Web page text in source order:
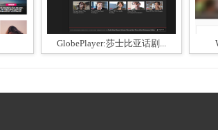
GlobePlayer:莎士比亚话剧...